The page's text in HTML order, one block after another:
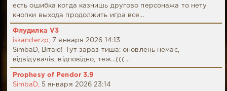
есть ошибка когда казнишь другово персонажа то нету
кнопки выхода продолжить игра все...
Флудилка V3
iskanderzp,
7 января 2026 14:13
SimbaD, Вітаю! Тут зараз тиша: оновлень немає,
відвідувачів, відповідно, теж...(((...
Prophesy of Pendor 3.9
SimbaD,
5 января 2026 23:14